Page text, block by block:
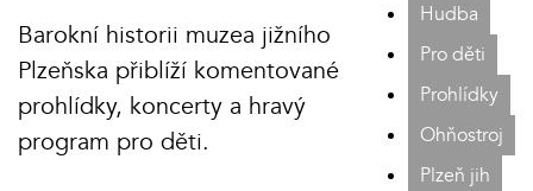
Hudba
Pro děti
Prohlídky
Ohňostroj
Plzeň jih
Barokní historii muzea jižního
Plzeňska přiblíží komentované
prohlídky, koncerty a hravý
program pro děti.